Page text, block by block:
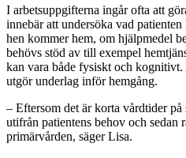
I arbetsuppgifterna ingår ofta att
innebär att undersöka vad
hen kommer hem, om hjälpmedel
behövs stöd av till exempel
kan vara både fysiskt och kognitivt.
utgör underlag inför hemgång.
– Eftersom det är korta vårdtider
utifrån patientens behov och sedan
primärvården, säger Lisa.